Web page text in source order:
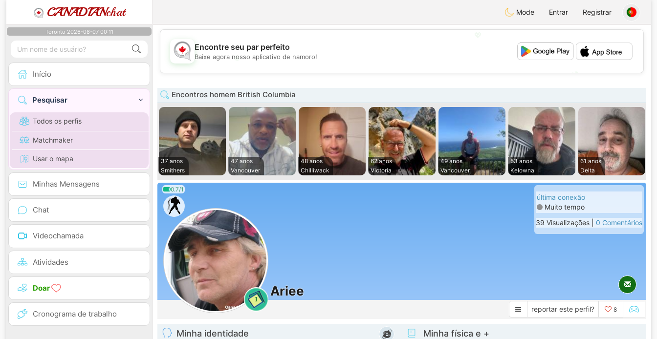
CANADIANchat Mode Entrar Registrar
Toronto 2026-08-07 00:11
Início
Pesquisar
Todos os perfis
Matchmaker
Usar o mapa
Minhas Mensagens
Chat
Videochamada
Atividades
Doar
Cronograma de trabalho
💕
Encontre seu par perfeito
Baixe agora nosso aplicativo de namoro!
Encontros homem British Columbia
37 anos
Smithers
47 anos
Vancouver
48 anos
Chilliwack
62 anos
Victoria
49 anos
Vancouver
53 anos
Kelowna
61 anos
Delta
0.7/1
1
Ariee
última conexão
Muito tempo
39 Visualizações | 0 Comentários
reportar este perfil? 8
Minha identidade Minha física e +